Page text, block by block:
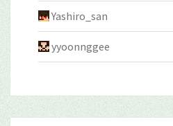
Yashiro_san
yyoonnggee